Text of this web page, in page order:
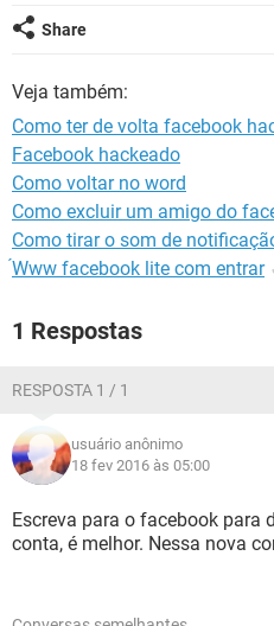
Share
Veja também:
Como ter de volta facebook
Facebook hackeado
Como voltar no word
Como excluir um amigo do
Como tirar o som de
́Www facebook lite com entrar
1 Respostas
RESPOSTA 1 / 1
usuário anônimo
18 fev 2016 às 05:00
Escreva para o facebook para
conta, é melhor. Nessa nova